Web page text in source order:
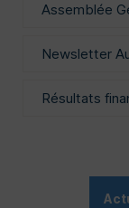
Assemblée
Newsletter
Résultats